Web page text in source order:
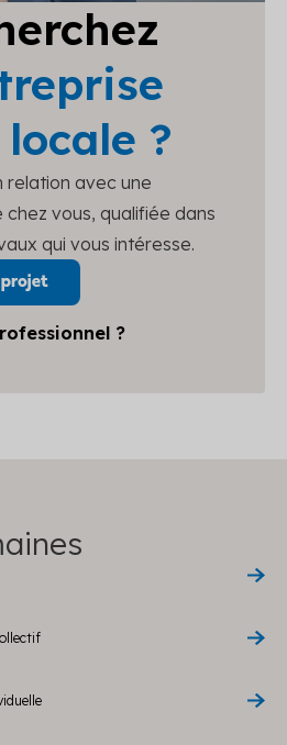
locale ?
relation avec une
vous, qualifiée dans
qui vous intéresse.
?